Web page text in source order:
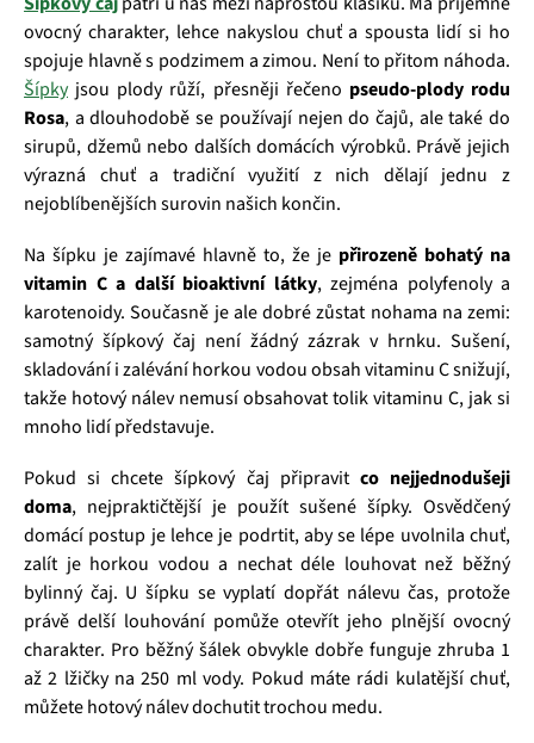
ovocný charakter, lehce nakyslou chuť a spousta lidí si ho
spojuje hlavně s podzimem a zimou. Není to přitom náhoda.
Šípkyjsou plody růží, přesněji řečeno pseudo-plody rodu
Rosa, a dlouhodobě se používají nejen do čajů, ale také do
sirupů, džemů nebo dalších domácích výrobků. Právě jejich
výrazná chuť a tradiční využití z nich dělají jednu z
nejoblíbenějších surovin našich končin.
Na šípku je zajímavé hlavně to, že je přirozeně bohatý na
vitamin C a další bioaktivní látky, zejména polyfenoly a
karotenoidy. Současně je ale dobré zůstat nohama na zemi:
samotný šípkový čaj není žádný zázrak v hrnku. Sušení,
skladování i zalévání horkou vodou obsah vitaminu C snižují,
takže hotový nálev nemusí obsahovat tolik vitaminu C, jak si
mnoho lidí představuje.
Pokud si chcete šípkový čaj připravit co nejjednodušeji
doma, nejpraktičtější je použít sušené šípky. Osvědčený
domácí postup je lehce je podrtit, aby se lépe uvolnila chuť,
zalít je horkou vodou a nechat déle louhovat než běžný
bylinný čaj. U šípku se vyplatí dopřát nálevu čas, protože
právě delší louhování pomůže otevřít jeho plnější ovocný
charakter. Pro běžný šálek obvykle dobře funguje zhruba 1
až 2 lžičky na 250 ml vody. Pokud máte rádi kulatější chuť,
můžete hotový nálev dochutit trochou medu.